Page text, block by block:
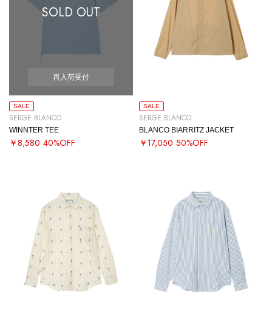
SOLD OUT
再入荷受付
SALE
SERGE BLANCO
WINNTER TEE
￥8,580 40%OFF
SALE
SERGE BLANCO
BLANCO BIARRITZ JACKET
￥17,050 50%OFF